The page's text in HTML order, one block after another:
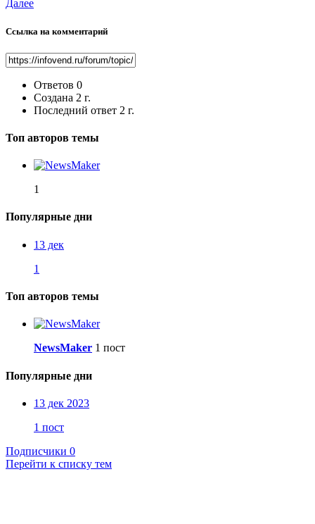
Далее
Ссылка на комментарий
Ответов 0
Создана 2 г.
Последний ответ 2 г.
Топ авторов темы
1
Популярные дни
13 дек
1
Топ авторов темы
NewsMaker 1 пост
Популярные дни
13 дек 2023
1 пост
Подписчики 0
Перейти к списку тем